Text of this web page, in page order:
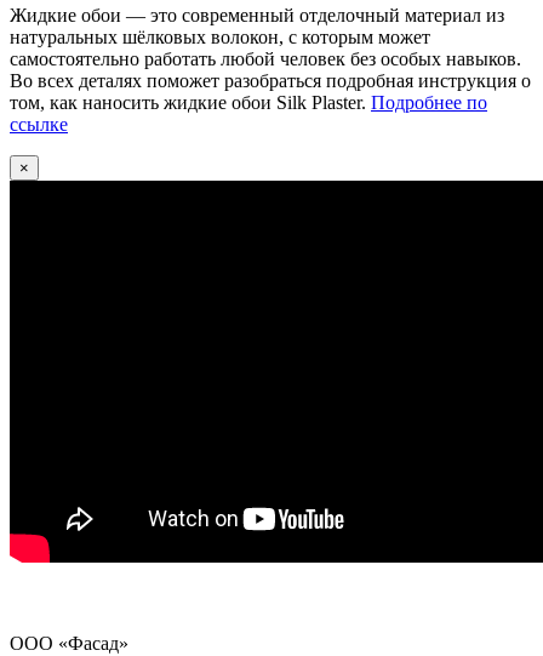
Жидкие обои — это современный отделочный материал из
натуральных шёлковых волокон, с которым может
самостоятельно работать любой человек без особых навыков.
Во всех деталях поможет разобраться подробная инструкция о
том, как наносить жидкие обои Silk Plaster. Подробнее по
ссылке
×
ООО «Фасад»